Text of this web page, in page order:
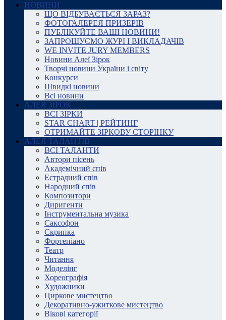
НОВИНИ
ЩО ВІДБУВАЄТЬСЯ ЗАРАЗ?
ФОТОГАЛЕРЕЯ ПРИЗЕРІВ
ПУБЛІКУЙТЕ ВАШІ НОВИНИ!
ЗАПРОШУЄМО ЖУРІ І ВИКЛАДАЧІВ
WE INVITE JURY MEMBERS
Новини Алеї Зірок
Творчі новини України і світу
Конкурси
Швидкі новини
Всі новини
АЛЕЯ ЗІРОК
ВСІ ЗІРКИ
STAR CHART | РЕЙТИНГ
ОТРИМАЙТЕ ЗІРКОВУ СТОРІНКУ
АЛЕЯ ТАЛАНТІВ
ВСІ ТАЛАНТИ
Автори пісень
Академічний спів
Естрадний спів
Народний спів
Композитори
Диригенти
Інструментальна музика
Саксофон
Скрипка
Фортепіано
Театр
Читання
Моделінг
Хореографія
Художники
Циркове мистецтво
Декоративно-ужиткове мистецтво
Вікові категорії